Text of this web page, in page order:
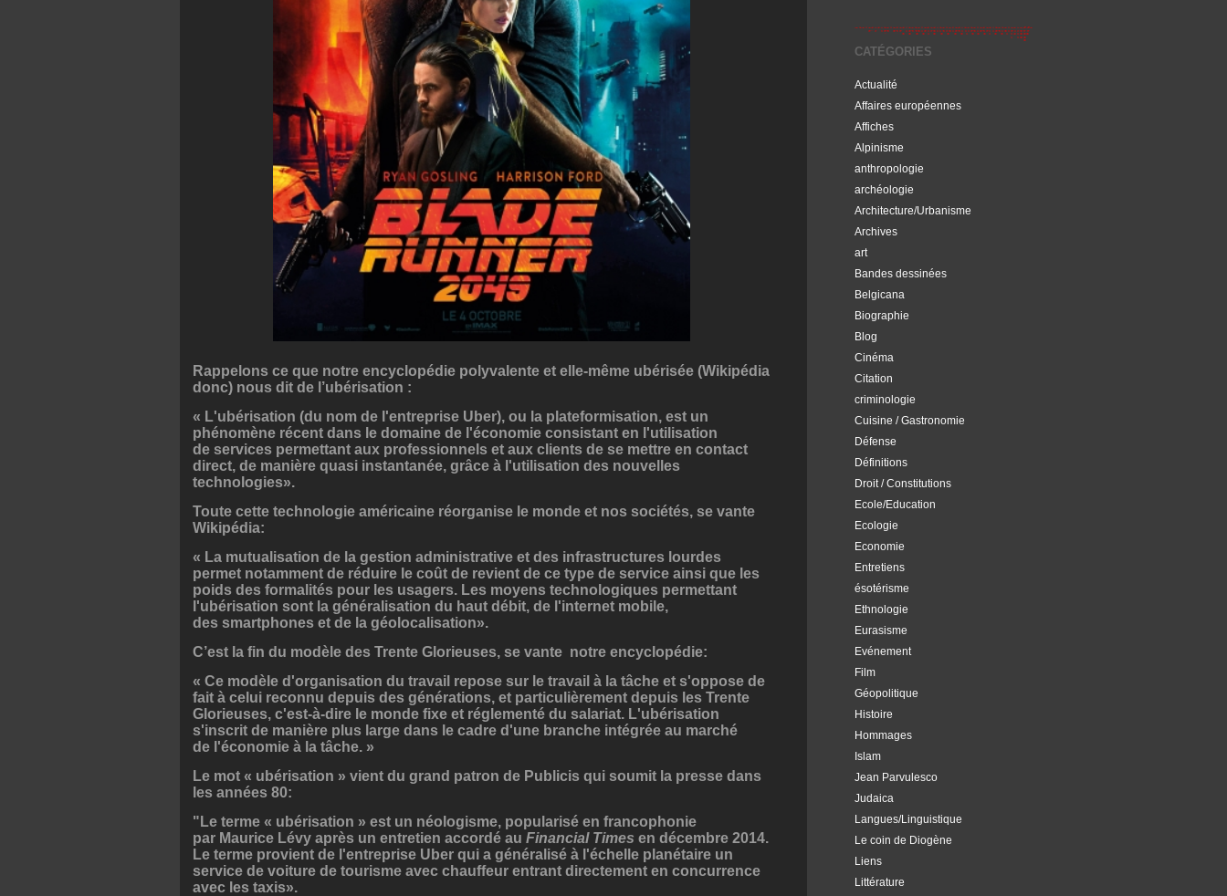
CATÉGORIES
Actualité
Affaires européennes
Affiches
Alpinisme
anthropologie
archéologie
Architecture/Urbanisme
Archives
art
Bandes dessinées
Belgicana
Biographie
Blog
Cinéma
Citation
criminologie
Cuisine / Gastronomie
Défense
Définitions
Droit / Constitutions
Ecole/Education
Ecologie
Economie
Entretiens
ésotérisme
Ethnologie
Eurasisme
Evénement
Film
Géopolitique
Histoire
Hommages
Islam
Jean Parvulesco
Judaica
Langues/Linguistique
Le coin de Diogène
Liens
Littérature
Rappelons ce que notre encyclopédie polyvalente et elle-même ubérisée (Wikipédia
donc) nous dit de l’ubérisation :
« L'ubérisation (du nom de l'entreprise Uber), ou la plateformisation, est un
phénomène récent dans le domaine de l'économie consistant en l'utilisation
de services permettant aux professionnels et aux clients de se mettre en contact
direct, de manière quasi instantanée, grâce à l'utilisation des nouvelles
technologies».
Toute cette technologie américaine réorganise le monde et nos sociétés, se vante
Wikipédia:
« La mutualisation de la gestion administrative et des infrastructures lourdes
permet notamment de réduire le coût de revient de ce type de service ainsi que les
poids des formalités pour les usagers. Les moyens technologiques permettant
l'ubérisation sont la généralisation du haut débit, de l'internet mobile,
des smartphones et de la géolocalisation».
C’est la fin du modèle des Trente Glorieuses, se vante notre encyclopédie:
« Ce modèle d'organisation du travail repose sur le travail à la tâche et s'oppose de
fait à celui reconnu depuis des générations, et particulièrement depuis les Trente
Glorieuses, c'est-à-dire le monde fixe et réglementé du salariat. L'ubérisation
s'inscrit de manière plus large dans le cadre d'une branche intégrée au marché
de l'économie à la tâche. »
Le mot « ubérisation » vient du grand patron de Publicis qui soumit la presse dans
les années 80:
" Le terme « ubérisation » est un néologisme, popularisé en francophonie
par Maurice Lévy après un entretien accordé au Financial Times en décembre 2014.
Le terme provient de l'entreprise Uber qui a généralisé à l'échelle planétaire un
service de voiture de tourisme avec chauffeur entrant directement en concurrence
avec les taxis».